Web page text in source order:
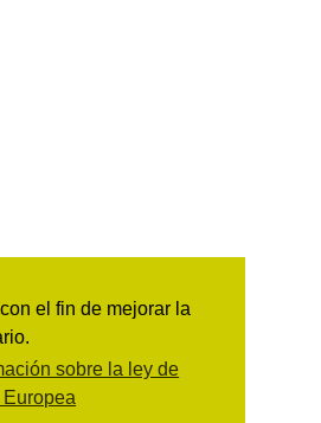
el fin de mejorar la
sobre la ley de